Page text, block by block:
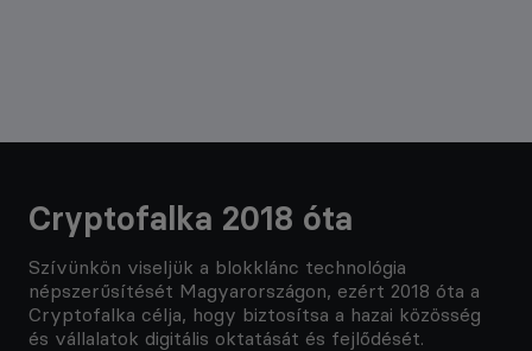
Cryptofalka 2018 óta
Szívünkön viseljük a blokklánc technológia
népszerűsítését Magyarországon, ezért 2018 óta a
Cryptofalka célja, hogy biztosítsa a hazai közösség
és vállalatok digitális oktatását és fejlődését.